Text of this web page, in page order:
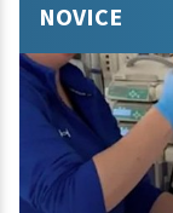
NOVICE